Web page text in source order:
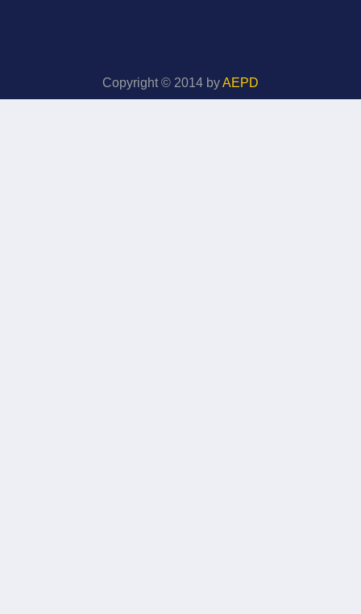
Copyright © 2014 byAEPD